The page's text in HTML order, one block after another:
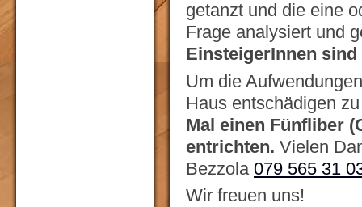
getanzt und die eine
Frage analysiert und
EinsteigerInnen
Um die
Haus entschädigen
Mal einen Fünfliber
entrichten. Vielen
Bezzola 079 565 31
Wir freuen uns!